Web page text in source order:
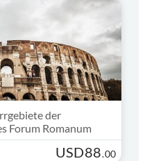
der
Forum Romanum
USD88.00